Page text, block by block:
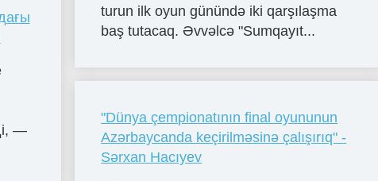
—
turun ilk oyun günündə iki qarşılaşma
baş tutacaq. Əvvəlcə "Sumqayıt...
"Dünya çempionatının final oyununun
Azərbaycanda keçirilməsinə çalışırıq" -
Sərxan Hacıyev